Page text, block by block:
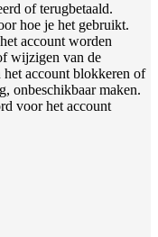
of terugbetaald.
hoe je het gebruikt.
account worden
wijzigen van de
het account blokkeren of
onbeschikbaar maken.
voor het account